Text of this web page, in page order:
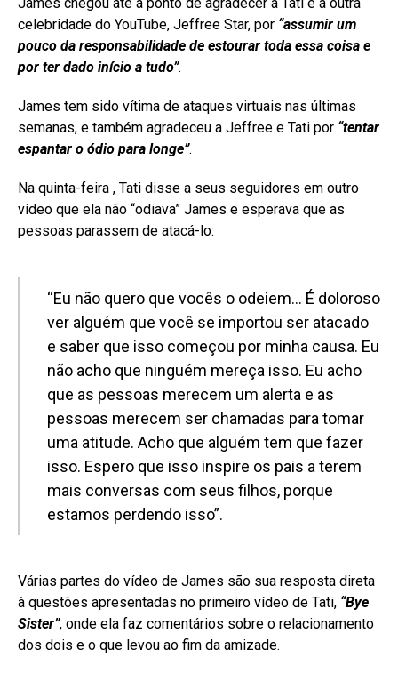
celebridade do YouTube, Jeffree Star, por “assumir um
pouco da responsabilidade de estourar toda essa coisa e
por ter dado início a tudo”.
James tem sido vítima de ataques virtuais nas últimas
semanas, e também agradeceu a Jeffree e Tati por “tentar
espantar o ódio para longe”.
Na quinta-feira , Tati disse a seus seguidores em outro
vídeo que ela não “odiava” James e esperava que as
pessoas parassem de atacá-lo:
“Eu não quero que vocês o odeiem… É doloroso
ver alguém que você se importou ser atacado
e saber que isso começou por minha causa. Eu
não acho que ninguém mereça isso. Eu acho
que as pessoas merecem um alerta e as
pessoas merecem ser chamadas para tomar
uma atitude. Acho que alguém tem que fazer
isso. Espero que isso inspire os pais a terem
mais conversas com seus filhos, porque
estamos perdendo isso”.
Várias partes do vídeo de James são sua resposta direta
à questões apresentadas no primeiro vídeo de Tati, “Bye
Sister”, onde ela faz comentários sobre o relacionamento
dos dois e o que levou ao fim da amizade.